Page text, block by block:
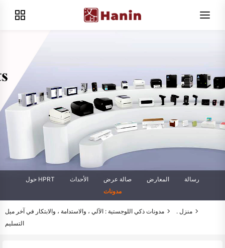
حول HPRT الأحداث صالة عرض المعارض
رسالة
مدونات
منزل . مدونات ذكي اللوجستية : الآلي ، والاستدامة ، والابتكار في آخر ميل
التسليم